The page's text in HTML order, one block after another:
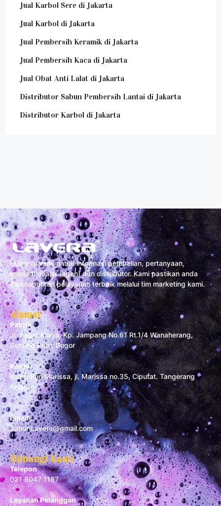
Jual Karbol Sere di Jakarta
Jual Karbol di Jakarta
Jual Pembersih Keramik di Jakarta
Jual Pembersih Kaca di Jakarta
Jual Obat Anti Lalat di Jakarta
Distributor Sabun Pembersih Lantai di Jakarta
Distributor Karbol di Jakarta
Hubungi kami untuk informasi pembelian, pertanyaan,
menjadi dealer (agen) dan distributor. Kami pastikan anda
mendapatkan pelayanan terbaik melalui tim marketing kami.
Alamat
Pabrik :
Jl. Padat Karya, Kp. Jampang No.61 Rt.1/4 Wanaherang,
Gunung Putri, Bogor
Kantor :
Komp Puri Marissa, jl. Marissa no.35, Ciputat. Tangerang
Selatan
Email :
SabunLavera@gmail.com
Hubungi Kami
Telepon
021 8047 1187
Layanan Pelanggan